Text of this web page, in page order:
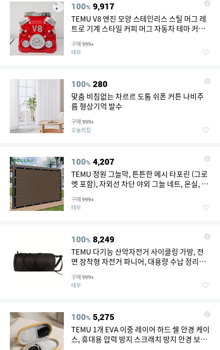
100% 9,917
TEMU V8 엔진 모양 스테인리스 스틸 머그 레
트로 기계 스타일 커피 머그 자동차 테마 커피
성용 머그 아버지의 날 & 크리스마스 선물
구매 999+
테무
100% 280
맞춤 비침없는 차르르 도톰 쉬폰 커튼 나비주
름 형상기억 발수
구매 999+
오늘의집
100% 4,207
TEMU 정원 그늘막, 튼튼한 메시 타포린 (그로
멧 포함), 자외선 차단 야외 그늘 네트, 온실, 정
운
구매 999+
테무
100% 8,249
TEMU 다기능 산악자전거 사이클링 가방, 전
면 장착형 자전거 파니어, 대용량 수납 정리함,
가방, 편안한 필수 자전거 액세서리, 조절식 자
전거 핸들바 가방 - 핸들 장착형 블랙 다용도 수
필수품에 적합
구매 999+
테무
100% 5,275
TEMU 1개 EVA 이중 레이어 하드 쉘 안경 케이
스, 휴대용 압력 방지 스크래치 방지 안경 보관